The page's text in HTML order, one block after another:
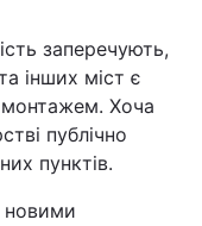
заперечують,
інших міст є
монтажем. Хоча
публічно
пунктів.
новими